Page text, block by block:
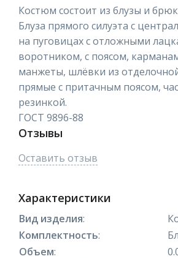
Костюм состоит из блузы и
Блуза прямого силуэта с
на пуговицах с отложными
воротником, с поясом,
манжеты, шлёвки из
прямые с притачным поясом,
резинкой.
ГОСТ 9896-88
Отзывы
Оставить отзыв
Характеристики
Вид изделия:
Комплектность:
Объем: